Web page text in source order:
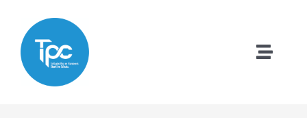
springen
Toggle